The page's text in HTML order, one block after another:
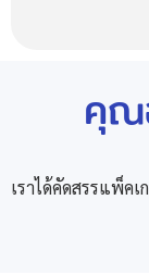
คุณ
เราได้คัดสรรแพ็ค